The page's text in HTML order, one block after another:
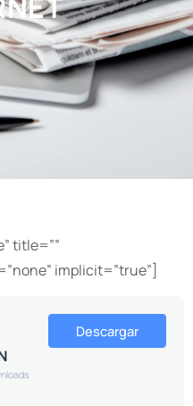
title=””
implicit=”true”]
Descargar